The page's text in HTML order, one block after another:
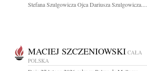
Stefana Szulgowicza Ojca Dariusza Szulgowicza....
MACIEJ SZCZENIOWSKI CAŁA
POLSKA